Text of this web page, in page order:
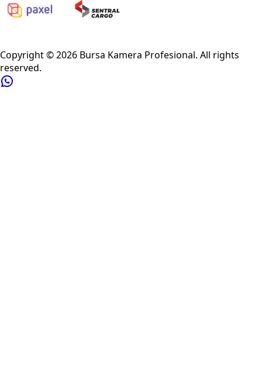
Copyright ©2026 Bursa Kamera Profesional. All rights
reserved.